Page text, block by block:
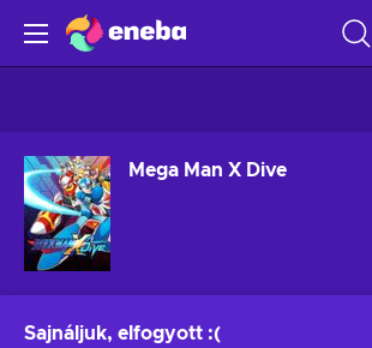
Mega Man X Dive
Sajnáljuk, elfogyott :(